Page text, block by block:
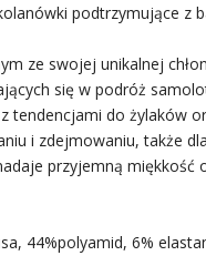
podtrzymujące z
ze swojej unikalnej
się w podróż
tendencjami do żylaków
i zdejmowaniu, także
przyjemną miękkość
44%polyamid, 6%